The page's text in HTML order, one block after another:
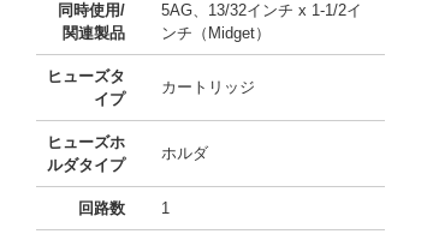
同時使用/
関連製品
5AG、13/32インチ x 1-1/2イ
ンチ（Midget）
ヒューズタ
イプ
カートリッジ
ヒューズホ
ルダタイプ
ホルダ
回路数 1